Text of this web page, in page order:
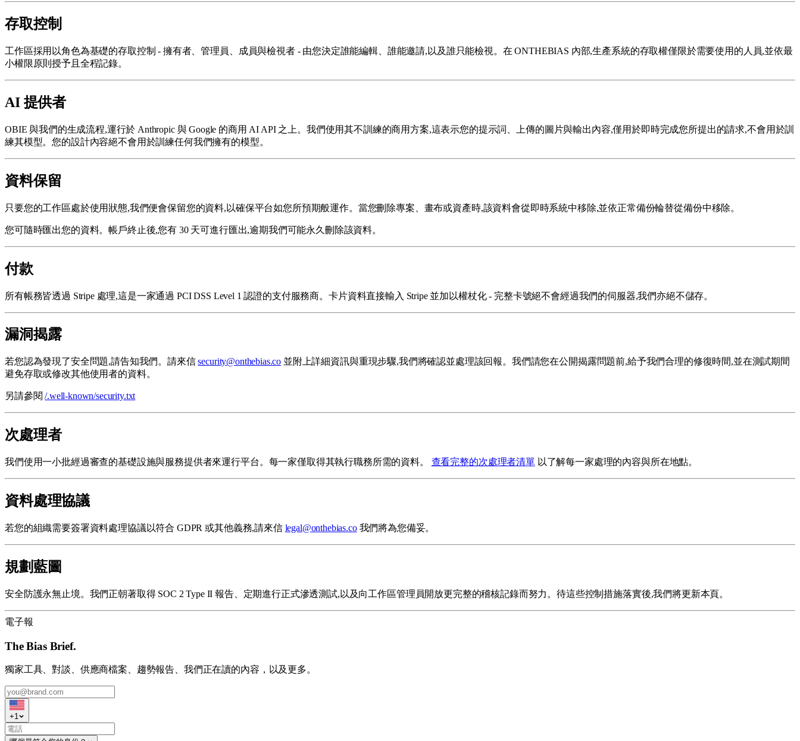
存取控制
工作區採用以角色為基礎的存取控制 - 擁有者、管理員、成員與檢視者 - 由您決定誰能編輯、誰能邀請,以及誰只能檢視。在 ONTHEBIAS 內部,生產系統的存取權僅限於需要使用的人員,並依最
小權限原則授予且全程記錄。
AI 提供者
OBIE 與我們的生成流程,運行於 Anthropic 與 Google 的商用 AI API 之上。我們使用其不訓練的商用方案,這表示您的提示詞、上傳的圖片與輸出內容,僅用於即時完成您所提出的請求,不會用於訓
練其模型。您的設計內容絕不會用於訓練任何我們擁有的模型。
資料保留
只要您的工作區處於使用狀態,我們便會保留您的資料,以確保平台如您所預期般運作。當您刪除專案、畫布或資產時,該資料會從即時系統中移除,並依正常備份輪替從備份中移除。
您可隨時匯出您的資料。帳戶終止後,您有 30 天可進行匯出,逾期我們可能永久刪除該資料。
付款
所有帳務皆透過 Stripe 處理,這是一家通過 PCI DSS Level 1 認證的支付服務商。卡片資料直接輸入 Stripe 並加以權杖化 - 完整卡號絕不會經過我們的伺服器,我們亦絕不儲存。
漏洞揭露
若您認為發現了安全問題,請告知我們。請來信 security@onthebias.co 並附上詳細資訊與重現步驟,我們將確認並處理該回報。我們請您在公開揭露問題前,給予我們合理的修復時間,並在測試期間
避免存取或修改其他使用者的資料。
另請參閱 /.well-known/security.txt
次處理者
我們使用一小批經過審查的基礎設施與服務提供者來運行平台。每一家僅取得其執行職務所需的資料。 查看完整的次處理者清單以了解每一家處理的內容與所在地點。
資料處理協議
若您的組織需要簽署資料處理協議以符合 GDPR 或其他義務,請來信 legal@onthebias.co我們將為您備妥。
規劃藍圖
安全防護永無止境。我們正朝著取得 SOC 2 Type II 報告、定期進行正式滲透測試,以及向工作區管理員開放更完整的稽核記錄而努力。待這些控制措施落實後,我們將更新本頁。
電子報
The Bias Brief.
獨家工具、對談、供應商檔案、趨勢報告、我們正在讀的內容，以及更多。
+1